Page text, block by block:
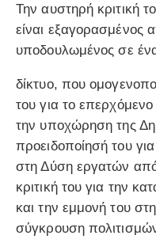
Την αυστηρή κριτική
είναι εξαγορασμένος
υποδουλωμένος σε
δίκτυο, που
του για το επερχόμενο
την υποχώρηση της
προειδοποίησή του
στη Δύση εργατών
κριτική του για την
και την εμμονή του
σύγκρουση